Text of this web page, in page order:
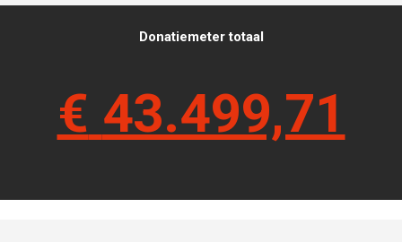
Donatiemeter totaal
€ 43.499,71